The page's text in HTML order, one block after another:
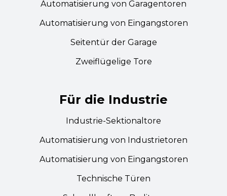
Automatisierung von Garagentoren
Automatisierung von Eingangstoren
Seitentür der Garage
Zweiflügelige Tore
Für die Industrie
Industrie-Sektionaltore
Automatisierung von Industrietoren
Automatisierung von Eingangstoren
Technische Türen